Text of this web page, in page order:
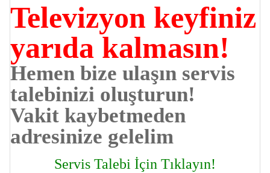
Televizyon keyfiniz
yarıda kalmasın!
Hemen bize ulaşın servis
talebinizi oluşturun!
Vakit kaybetmeden
adresinize gelelim
Servis Talebi İçin Tıklayın!